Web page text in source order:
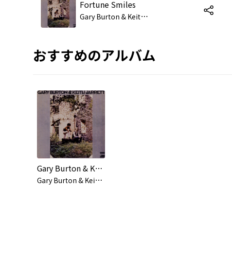
Fortune Smiles
G
ary Burton & Keith Jarrett
おすすめのアルバム
Gary Burton & Keith Jarrett
G
ary Burton & Keith Jarrett